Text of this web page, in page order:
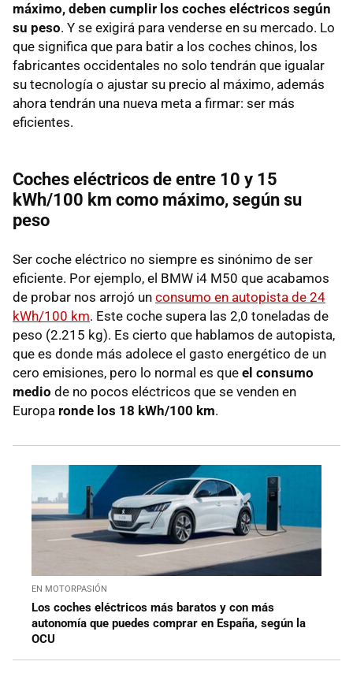
máximo, deben cumplir los coches eléctricos según
su peso. Y se exigirá para venderse en su mercado. Lo
que significa que para batir a los coches chinos, los
fabricantes occidentales no solo tendrán que igualar
su tecnología o ajustar su precio al máximo, además
ahora tendrán una nueva meta a firmar: ser más
eficientes.
Coches eléctricos de entre 10 y 15
kWh/100 km como máximo, según su
peso
Ser coche eléctrico no siempre es sinónimo de ser
eficiente. Por ejemplo, el BMW i4 M50 que acabamos
de probar nos arrojó un consumo en autopista de 24
kWh/100 km. Este coche supera las 2,0 toneladas de
peso (2.215 kg). Es cierto que hablamos de autopista,
que es donde más adolece el gasto energético de un
cero emisiones, pero lo normal es que el consumo
medio de no pocos eléctricos que se venden en
Europa ronde los 18 kWh/100 km.
EN MOTORPASIÓN
Los coches eléctricos más baratos y con más
autonomía que puedes comprar en España, según la
OCU